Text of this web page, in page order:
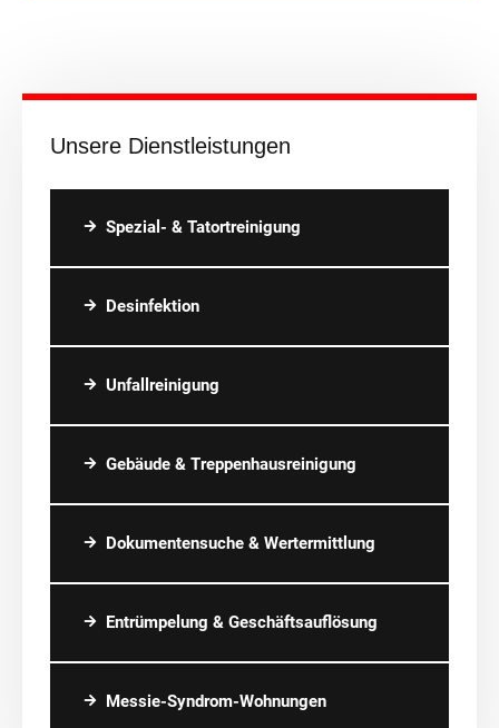
Unsere Dienstleistungen
Spezial- & Tatortreinigung
Desinfektion
Unfallreinigung
Gebäude & Treppenhausreinigung
Dokumentensuche & Wertermittlung
Entrümpelung & Geschäftsauflösung
Messie-Syndrom-Wohnungen